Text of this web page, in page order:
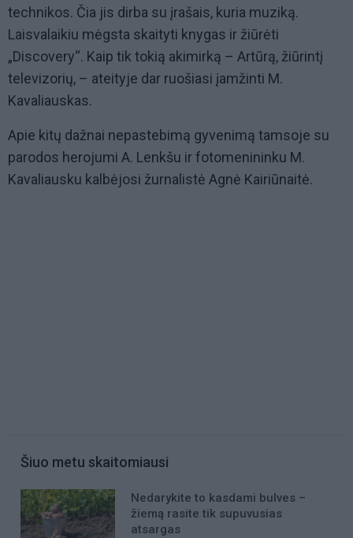
technikos. Čia jis dirba su įrašais, kuria muziką.
Laisvalaikiu mėgsta skaityti knygas ir žiūrėti
„Discovery“. Kaip tik tokią akimirką – Artūrą, žiūrintį
televizorių, – ateityje dar ruošiasi įamžinti M.
Kavaliauskas.
Apie kitų dažnai nepastebimą gyvenimą tamsoje su
parodos herojumi A. Lenkšu ir fotomenininku M.
Kavaliausku kalbėjosi žurnalistė Agnė Kairiūnaitė.
Šiuo metu skaitomiausi
Nedarykite to kasdami bulves –
žiemą rasite tik supuvusias
atsargas